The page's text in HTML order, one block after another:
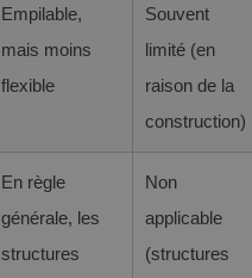
Empilable,
mais moins
flexible
Souvent
limité (en
raison de la
construction)
En règle
générale, les
structures
Non
applicable
(structures